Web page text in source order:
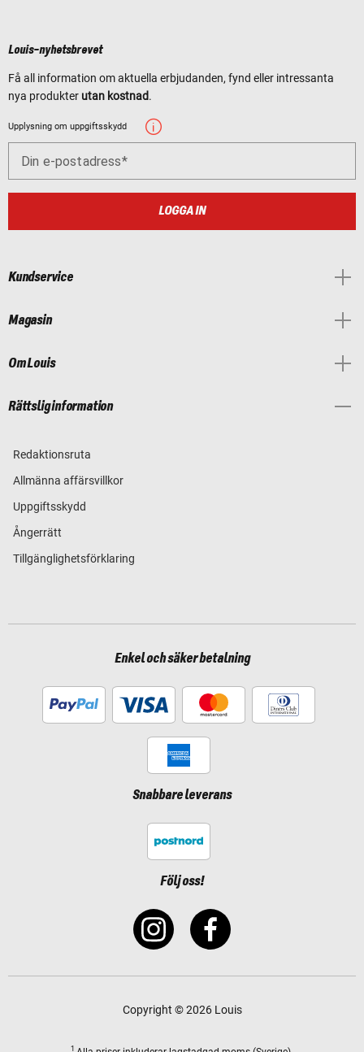
Louis-nyhetsbrevet
Få all information om aktuella erbjudanden, fynd eller intressanta
nya produkter utan kostnad.
Upplysning om uppgiftsskydd
Din e-postadress
LOGGA IN
Kundservice
Magasin
Om Louis
Rättslig information
Redaktionsruta
Allmänna affärsvillkor
Uppgiftsskydd
Ångerrätt
Tillgänglighetsförklaring
Enkel och säker betalning
Snabbare leverans
Följ oss!
Copyright © 2026 Louis
1